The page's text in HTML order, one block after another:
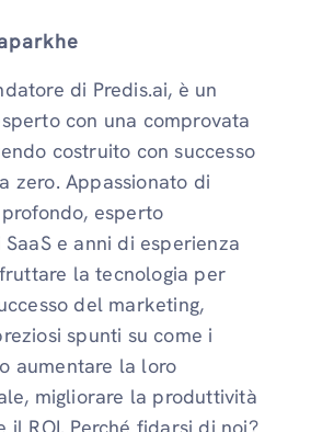
di Predis.ai, è un
con una comprovata
costruito con successo
zero. Appassionato di
esperto
e anni di esperienza
la tecnologia per
del marketing,
spunti su come i
aumentare la loro
migliorare la produttività